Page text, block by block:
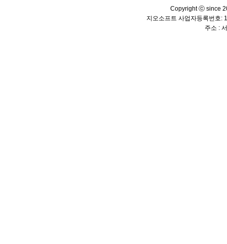
Copyright ⓒ since
지오소프트 사업자등록번호:
주소 :